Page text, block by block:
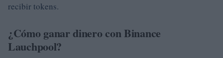
recibir tokens.
¿Cómo ganar dinero con Binance
Lauchpool?